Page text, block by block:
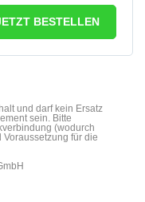
BESTELLEN
und darf kein Ersatz
sein. Bitte
(wodurch
für die